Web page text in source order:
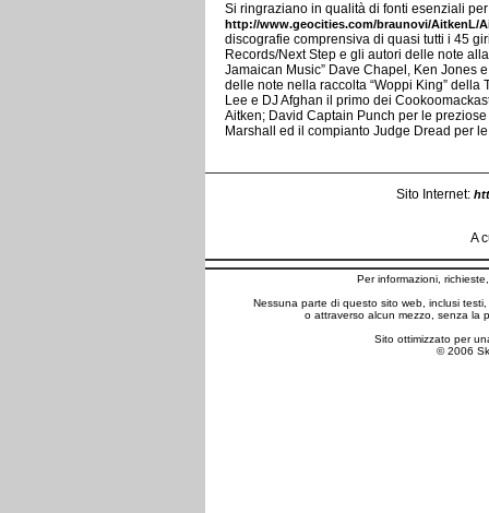
Si ringraziano in qualità di fonti esenziali
http://www.geocities.com/braunovi/AitkenL/
discografie comprensiva di quasi tutti i 45
Records/Next Step e gli autori delle note
Jamaican Music” Dave Chapel, Ken Jones
delle note nella raccolta “Woppi King”
Lee e DJ Afghan il primo dei
Aitken; David Captain Punch per le
Marshall ed il compianto Judge Dread per
Sito Internet:
A
Per informazioni,
Nessuna parte di questo sito web, inclusi
o attraverso alcun mezzo, senza la
Sito ottimizzato per
© 2006